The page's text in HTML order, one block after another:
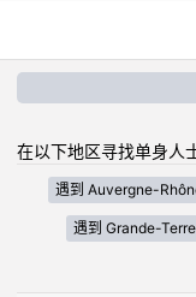
在以下地区寻找单身人
遇到 Auvergne-
遇到 Grande-Terre